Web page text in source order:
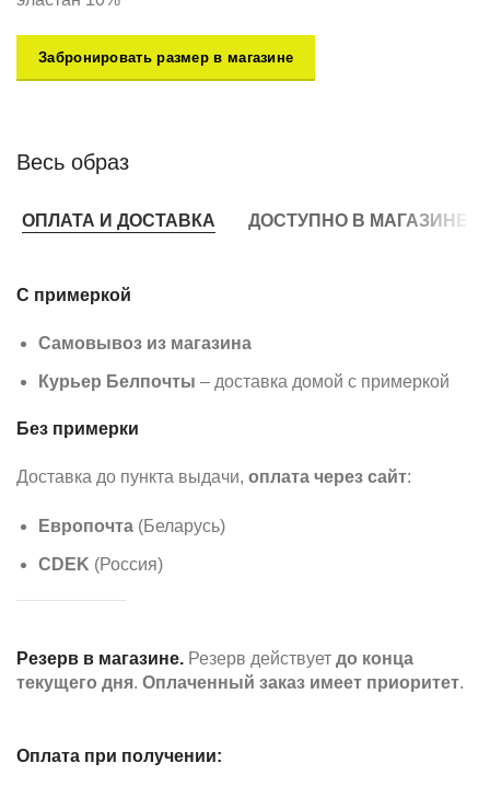
Забронировать размер в магазине
Весь образ
ОПЛАТА И ДОСТАВКА ДОСТУПНО В МАГАЗИНЕ
С примеркой
Самовывоз из магазина
Курьер Белпочты – доставка домой с примеркой
Без примерки
Доставка до пункта выдачи, оплата через сайт:
Европочта (Беларусь)
CDEK (Россия)
Резерв в магазине. Резерв действует до конца
текущего дня. Оплаченный заказ имеет приоритет.
Оплата при получении: